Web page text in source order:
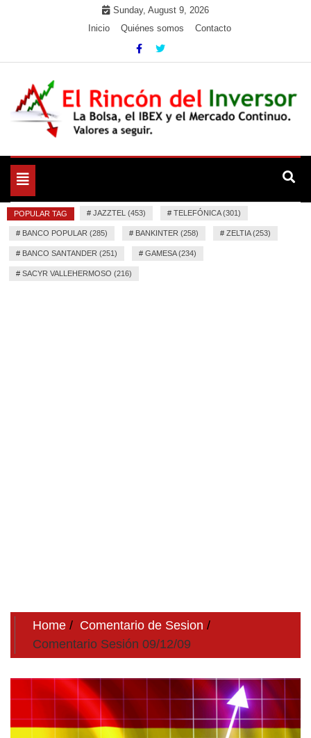
Sunday, August 9, 2026
Inicio
Quiénes somos Contacto
El Rincón del Inversor
Toggle
navigation
POPULAR TAG # JAZZTEL (453) # TELEFÓNICA (301)
# BANCO POPULAR (285) # BANKINTER (258) # ZELTIA (253)
# BANCO SANTANDER (251) # GAMESA (234)
# SACYR VALLEHERMOSO (216)
Home
Comentario de Sesion
Comentario Sesión 09/12/09